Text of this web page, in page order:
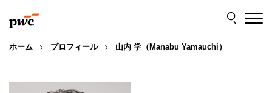
to
content
to
footer
ホーム プロフィール 山内 学（Manabu Yamauchi）